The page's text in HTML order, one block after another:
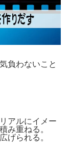
負わないこと
アルにイメー
み重ねる。
げられる。